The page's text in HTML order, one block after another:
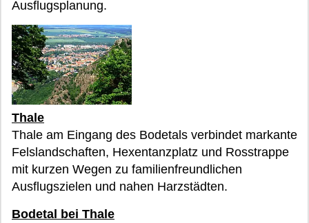
Ausflugsplanung.
Thale
Thale am Eingang des Bodetals verbindet markante
Felslandschaften, Hexentanzplatz und Rosstrappe
mit kurzen Wegen zu familienfreundlichen
Ausflugszielen und nahen Harzstädten.
Bodetal bei Thale